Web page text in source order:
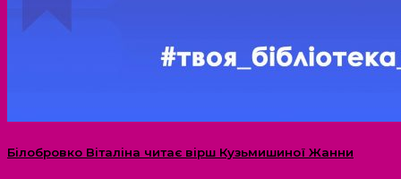
Білобровко Віталіна читає вірш Кузьмишиної Жанни